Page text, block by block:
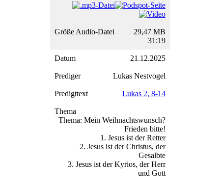
29,47 MB
31:19
21.12.2025
Lukas Nestvogel
Lukas 2, 8-14
Thema: Mein Weihnachtswunsch?
Frieden bitte!
1. Jesus ist der Retter
2. Jesus ist der Christus, der
Gesalbte
3. Jesus ist der Kyrios, der Herr
und Gott